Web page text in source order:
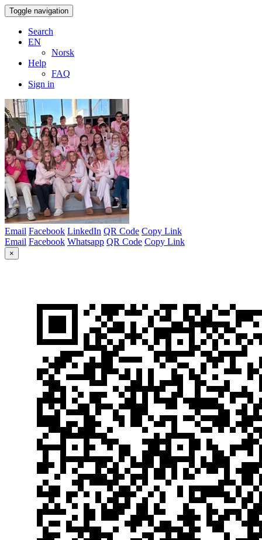
Toggle navigation
Search
EN
Norsk
Help
FAQ
Sign in
Email Facebook LinkedIn QR Code Copy Link
Email Facebook Whatsapp QR Code Copy Link
×